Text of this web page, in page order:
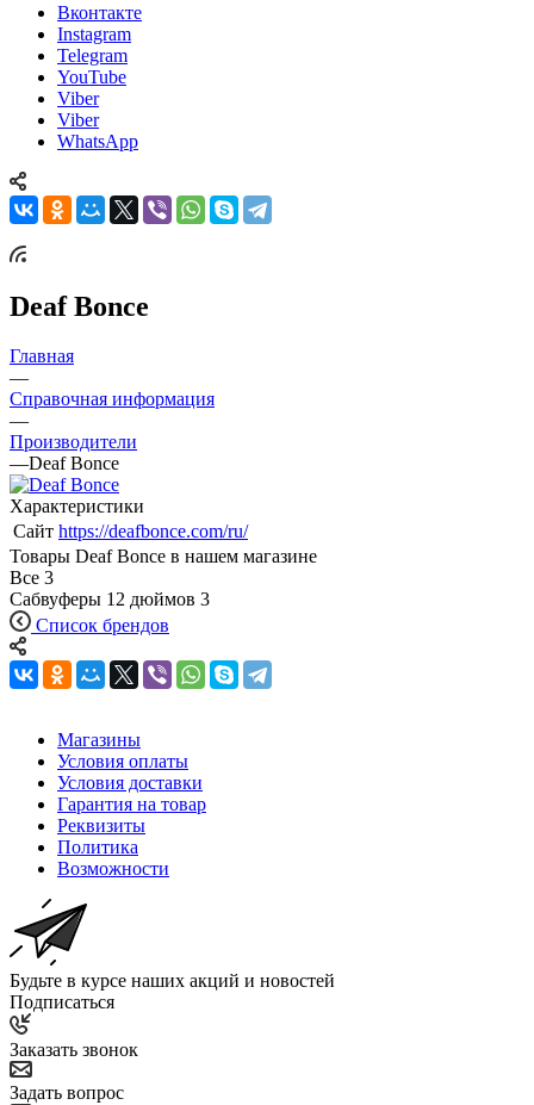
Вконтакте
Instagram
Telegram
YouTube
Viber
Viber
WhatsApp
Deaf Bonce
Главная
—
Справочная информация
—
Производители
—Deaf Bonce
Характеристики
Сайт https://deafbonce.com/ru/
Товары Deaf Bonce в нашем магазине
Все 3
Сабвуферы 12 дюймов 3
Список брендов
Магазины
Условия оплаты
Условия доставки
Гарантия на товар
Реквизиты
Политика
Возможности
Будьте в курсе наших акций и новостей
Подписаться
Заказать звонок
Задать вопрос